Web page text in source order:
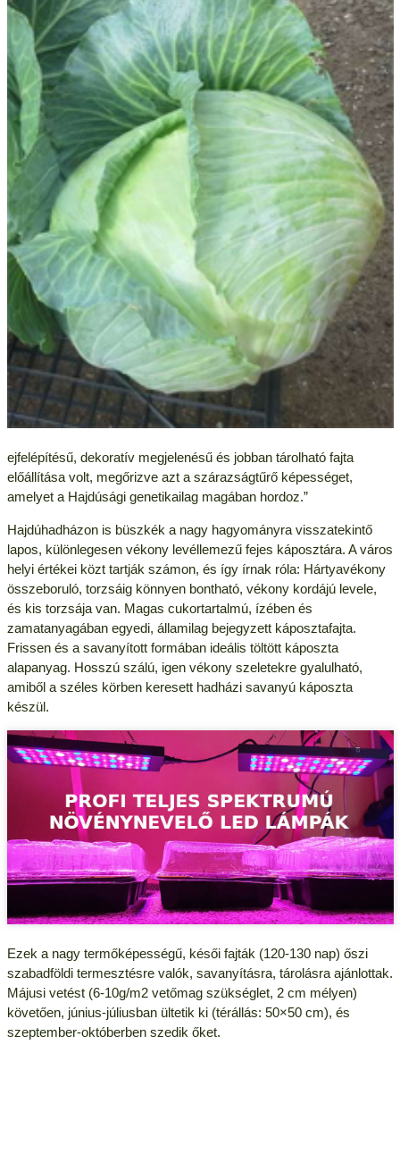
ejfelépítésű, dekoratív megjelenésű és jobban tárolható fajta
előállítása volt, megőrizve azt a szárazságtűrő képességet,
amelyet a Hajdúsági genetikailag magában hordoz.”
Hajdúhadházon is büszkék a nagy hagyományra visszatekintő
lapos, különlegesen vékony levéllemezű fejes káposztára. A város
helyi értékei közt tartják számon, és így írnak róla: Hártyavékony
összeboruló, torzsáig könnyen bontható, vékony kordájú levele,
és kis torzsája van. Magas cukortartalmú, ízében és
zamatanyagában egyedi, államilag bejegyzett káposztafajta.
Frissen és a savanyított formában ideális töltött káposzta
alapanyag. Hosszú szálú, igen vékony szeletekre gyalulható,
amiből a széles körben keresett hadházi savanyú káposzta
készül.
Ezek a nagy termőképességű, késői fajták (120-130 nap) őszi
szabadföldi termesztésre valók, savanyításra, tárolásra ajánlottak.
Májusi vetést (6-10g/m2 vetőmag szükséglet, 2 cm mélyen)
követően, június-júliusban ültetik ki (térállás: 50×50 cm), és
szeptember-októberben szedik őket.